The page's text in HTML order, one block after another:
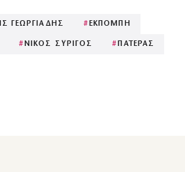
ΓΕΩΡΓΙΑΔΗΣ #ΕΚΠΟΜΠΗ
#ΝΙΚΟΣ ΣΥΡΙΓΟΣ #ΠΑΤΕΡΑΣ